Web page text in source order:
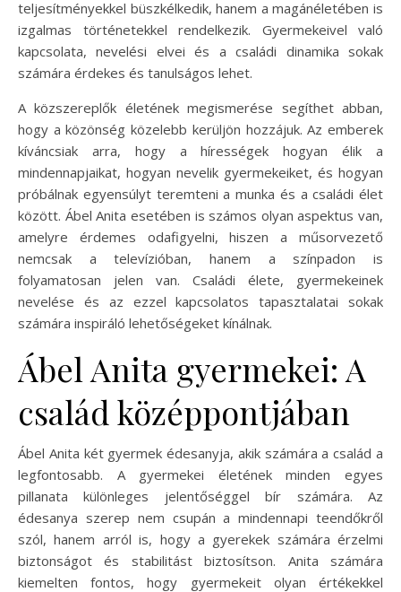
teljesítményekkel büszkélkedik, hanem a magánéletében is
izgalmas történetekkel rendelkezik. Gyermekeivel való
kapcsolata, nevelési elvei és a családi dinamika sokak
számára érdekes és tanulságos lehet.
A közszereplők életének megismerése segíthet abban,
hogy a közönség közelebb kerüljön hozzájuk. Az emberek
kíváncsiak arra, hogy a hírességek hogyan élik a
mindennapjaikat, hogyan nevelik gyermekeiket, és hogyan
próbálnak egyensúlyt teremteni a munka és a családi élet
között. Ábel Anita esetében is számos olyan aspektus van,
amelyre érdemes odafigyelni, hiszen a műsorvezető
nemcsak a televízióban, hanem a színpadon is
folyamatosan jelen van. Családi élete, gyermekeinek
nevelése és az ezzel kapcsolatos tapasztalatai sokak
számára inspiráló lehetőségeket kínálnak.
Ábel Anita gyermekei: A
család középpontjában
Ábel Anita két gyermek édesanyja, akik számára a család a
legfontosabb. A gyermekei életének minden egyes
pillanata különleges jelentőséggel bír számára. Az
édesanya szerep nem csupán a mindennapi teendőkről
szól, hanem arról is, hogy a gyerekek számára érzelmi
biztonságot és stabilitást biztosítson. Anita számára
kiemelten fontos, hogy gyermekeit olyan értékekkel